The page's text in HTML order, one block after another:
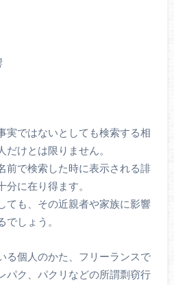
実ではないとしても検索する相
けとは限りません。
前で検索した時に表示される誹
に在り得ます。
ても、その近親者や家族に影響
しょう。
る個人のかた、フリーランスで
パク、パクリなどの所謂剽窃行